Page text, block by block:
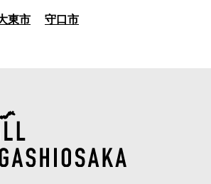
東市 守口市